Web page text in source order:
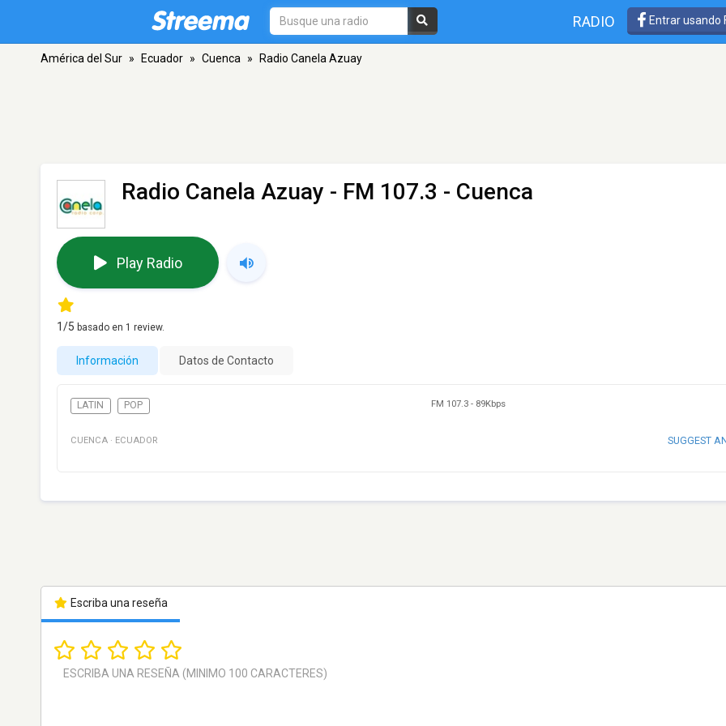
RADIO Entrar usando
América del Sur » Ecuador » Cuenca » Radio Canela Azuay
Radio Canela Azuay - FM 107.3 - Cuenca
Play Radio
1/5 basado en 1 review.
Información Datos de Contacto
LATIN POP FM 107.3 - 89Kbps
CUENCA · ECUADOR SUGGEST
Escriba una reseña